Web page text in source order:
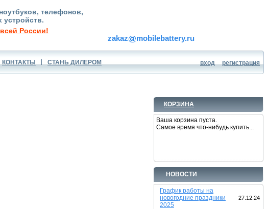
телефонов,
устройств.
России!
zakaz mobilebattery.ru
КОНТАКТЫ СТАНЬ ДИЛЕРОМ вход регистрация
КОРЗИНА
Ваша корзина пуста.
Самое время что-нибудь купить...
НОВОСТИ
График работы на
новогодние праздники
2025
27.12.24